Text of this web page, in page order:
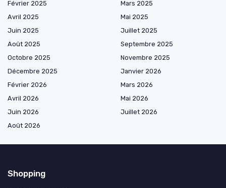
Février 2025
Mars 2025
Avril 2025
Mai 2025
Juin 2025
Juillet 2025
Août 2025
Septembre 2025
Octobre 2025
Novembre 2025
Décembre 2025
Janvier 2026
Février 2026
Mars 2026
Avril 2026
Mai 2026
Juin 2026
Juillet 2026
Août 2026
Shopping